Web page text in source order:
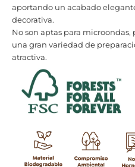
aportando un acabado
decorativa.
No son aptas para microondas,
una gran variedad de
atractiva.